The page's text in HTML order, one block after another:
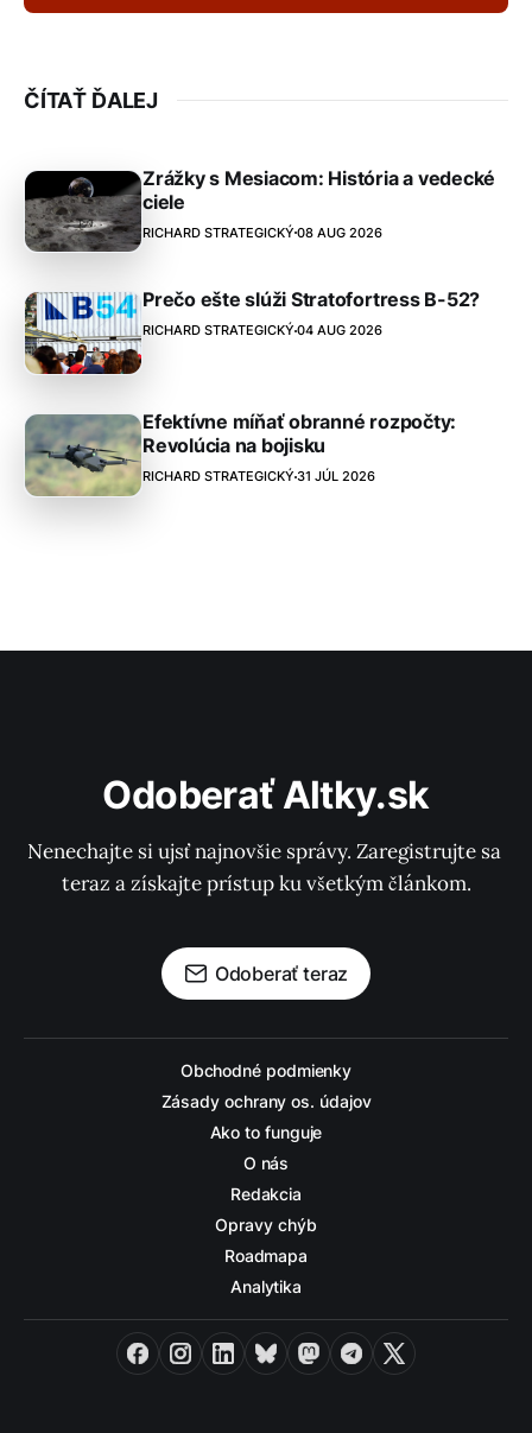
ČÍTAŤ ĎALEJ
Zrážky s Mesiacom: História a vedecké
ciele
RICHARD STRATEGICKÝ 08 AUG 2026
Prečo ešte slúži Stratofortress B-52?
RICHARD STRATEGICKÝ 04 AUG 2026
Efektívne míňať obranné rozpočty:
Revolúcia na bojisku
RICHARD STRATEGICKÝ 31 JÚL 2026
Odoberať Altky.sk
Nenechajte si ujsť najnovšie správy. Zaregistrujte sa
teraz a získajte prístup ku všetkým článkom.
Odoberať teraz
Obchodné podmienky
Zásady ochrany os. údajov
Ako to funguje
O nás
Redakcia
Opravy chýb
Roadmapa
Analytika
FacebookInstagramLinkedInBlueskyMastodon
Telegram
X